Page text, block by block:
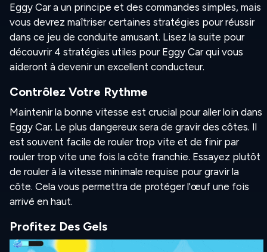
Eggy Car a un principe et des commandes simples, mais
vous devrez maîtriser certaines stratégies pour réussir
dans ce jeu de conduite amusant. Lisez la suite pour
découvrir 4 stratégies utiles pour Eggy Car qui vous
aideront à devenir un excellent conducteur.
Contrôlez Votre Rythme
Maintenir la bonne vitesse est crucial pour aller loin dans
Eggy Car. Le plus dangereux sera de gravir des côtes. Il
est souvent facile de rouler trop vite et de finir par
rouler trop vite une fois la côte franchie. Essayez plutôt
de rouler à la vitesse minimale requise pour gravir la
côte. Cela vous permettra de protéger l'œuf une fois
arrivé en haut.
Profitez Des Gels